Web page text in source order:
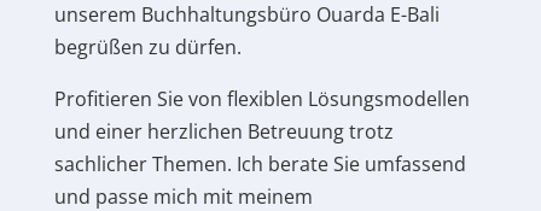
unserem Buchhaltungsbüro Ouarda E-Bali
begrüßen zu dürfen.
Profitieren Sie von flexiblen Lösungsmodellen
und einer herzlichen Betreuung trotz
sachlicher Themen. Ich berate Sie umfassend
und passe mich mit meinem